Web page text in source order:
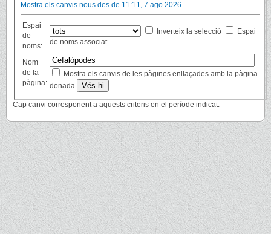
Mostra els canvis nous des de 11:11, 7 ago 2026
Espai
de
noms:
Inverteix la selecció
Espai
de noms associat
Nom
de la
pàgina:
Mostra els canvis de les pàgines enllaçades amb la pàgina
donada
Cap canvi corresponent a aquests criteris en el període indicat.